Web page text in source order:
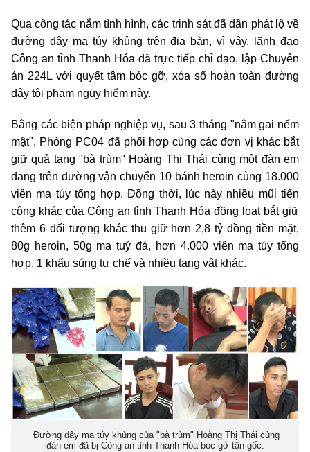
Qua công tác nắm tình hình, các trinh sát đã dần phát lộ về
đường dây ma túy khủng trên địa bàn, vì vậy, lãnh đạo
Công an tỉnh Thanh Hóa đã trực tiếp chỉ đạo, lập Chuyên
án 224L với quyết tâm bóc gỡ, xóa sổ hoàn toàn đường
dây tội phạm nguy hiểm này.
Bằng các biện pháp nghiệp vụ, sau 3 tháng "nằm gai nếm
mật", Phòng PC04 đã phối hợp cùng các đơn vị khác bắt
giữ quả tang "bà trùm" Hoàng Thị Thái cùng một đàn em
đang trên đường vận chuyển 10 bánh heroin cùng 18.000
viên ma túy tổng hợp. Đồng thời, lúc này nhiều mũi tiến
công khác của Công an tỉnh Thanh Hóa đồng loạt bắt giữ
thêm 6 đối tượng khác thu giữ hơn 2,8 tỷ đồng tiền mặt,
80g heroin, 50g ma tuý đá, hơn 4.000 viên ma túy tổng
hợp, 1 khẩu súng tự chế và nhiều tang vật khác.
Đường dây ma túy khủng của "bà trùm" Hoàng Thị Thái cùng
đàn em đã bị Công an tỉnh Thanh Hóa bóc gỡ tận gốc.